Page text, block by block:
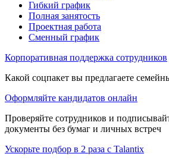
Гибкий график
Полная занятость
Проектная работа
Сменный график
Корпоративная поддержка сотрудников
Какой соцпакет вы предлагаете
Оформляйте кандидатов онлайн
Проверяйте сотрудников и
документы без бумаг и личных встреч
Ускорьте подбор в 2 раза с Talantix